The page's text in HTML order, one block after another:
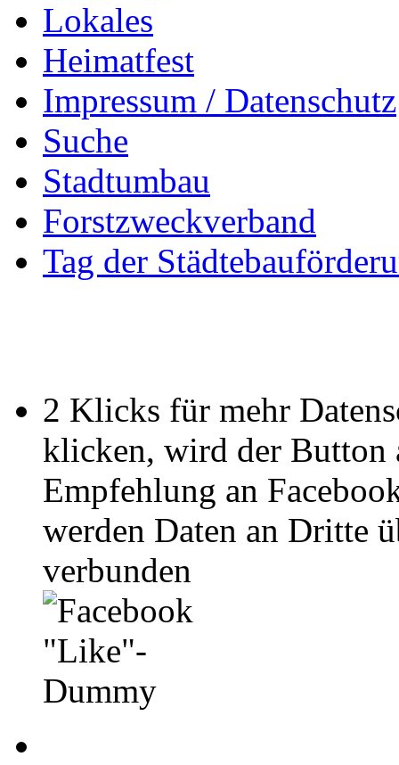
Lokales
Heimatfest
Impressum / Datenschutz
Suche
Stadtumbau
Forstzweckverband
Tag der
2 Klicks für mehr
klicken, wird der Button
Empfehlung an
werden Daten an Dritte
verbunden